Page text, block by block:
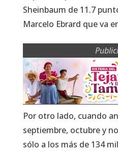
Sheinbaum de 11.7
Marcelo Ebrard que va
Por otro lado, cuando
septiembre, octubre y
sólo a los más de 134